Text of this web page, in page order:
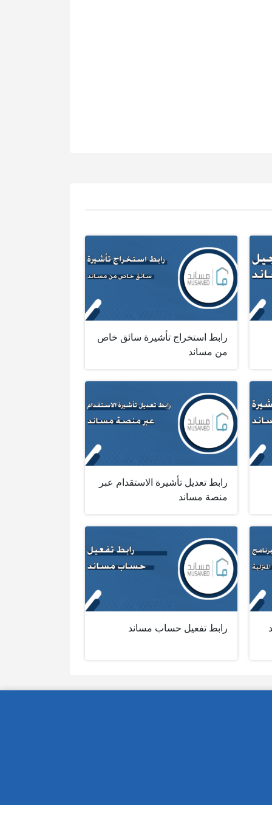
رابط استخراج تأشيرة سائق خاص
من مساند
رابط تعديل تأشيرة الاستقدام عبر
منصة مساند
رابط تفعيل حساب مساند